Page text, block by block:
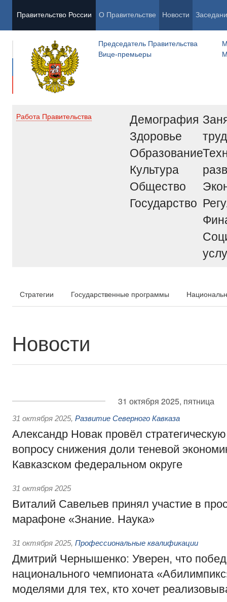
Правительство России О Правительстве Новости
Председатель Правительства
Вице-премьеры
Работа Правительства
Демография
Здоровье
Образование
Культура
Общество
Государство
труд
Стратегии Государственные программы
Новости
31 октября 2025, пятница
31 октября 2025, Развитие Северного Кавказа
Александр Новак провёл
вопросу снижения доли теневой
Кавказском федеральном округе
31 октября 2025
Виталий Савельев принял участие в
марафоне «Знание. Наука»
31 октября 2025, Профессиональные квалификации
Дмитрий Чернышенко: Уверен, что
национального чемпионата
моделями для тех, кто хочет